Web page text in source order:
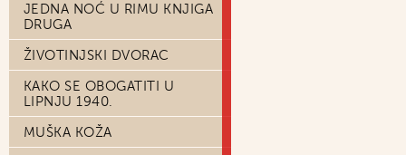
JEDNA NOĆ U RIMU KNJIGA
DRUGA
ŽIVOTINJSKI DVORAC
KAKO SE OBOGATITI U
LIPNJU 1940.
MUŠKA KOŽA